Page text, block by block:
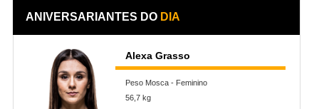
ANIVERSARIANTES DO DIA
Alexa Grasso
Peso Mosca - Feminino
56,7 kg